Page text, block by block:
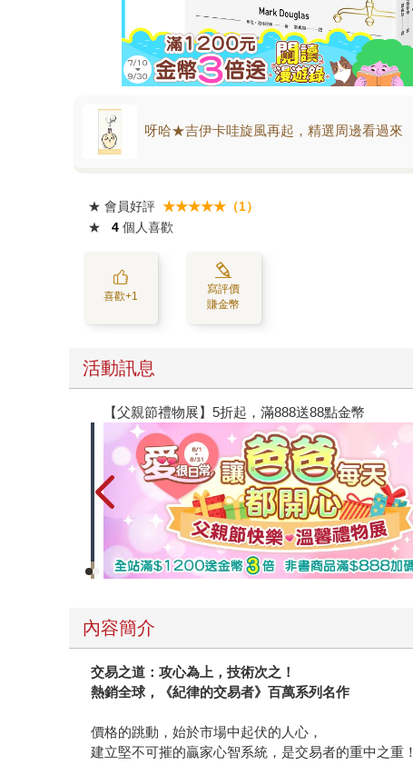
呀哈★吉伊卡哇旋風再起，精選周邊看過來
★ 會員好評 ★★★★★（1）
★
4 個人喜歡
喜歡+1
寫評價
賺金幣
活動訊息
【父親節禮物展】5折起，滿888送88點金幣
內容簡介
交易之道：攻心為上，技術次之！
熱銷全球，《紀律的交易者》百萬系列名作
價格的跳動，始於市場中起伏的人心，
建立堅不可摧的贏家心智系統，是交易者的重中之重！